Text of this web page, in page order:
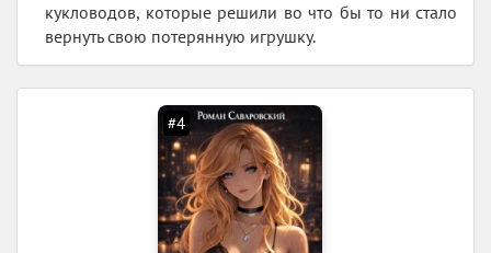
кукловодов, которые решили во что бы то ни стало
вернуть свою потерянную игрушку.
#4